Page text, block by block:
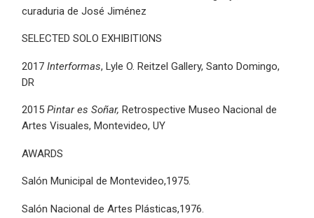
curaduria de José Jiménez
SELECTED SOLO EXHIBITIONS
2017Interformas, Lyle O. Reitzel Gallery, Santo Domingo,
DR
2015Pintar es Soñar,Retrospective Museo Nacional de
Artes Visuales, Montevideo, UY
AWARDS
Salón Municipal de Montevideo,1975.
Salón Nacional de Artes Plásticas,1976.